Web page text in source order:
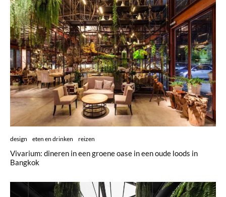
design eten en drinken reizen
Vivarium: dineren in een groene oase in een oude loods in
Bangkok